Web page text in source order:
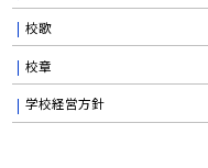
校歌
校章
学校経営方針